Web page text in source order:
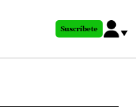
Suscríbete